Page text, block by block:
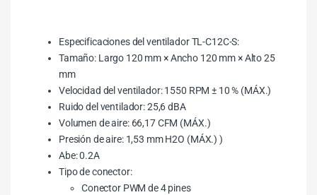
Especificaciones del ventilador TL-C12C-S:
Tamaño: Largo 120 mm × Ancho 120 mm × Alto 25
mm
Velocidad del ventilador: 1550 RPM ± 10 % (MÁX.)
Ruido del ventilador: 25,6 dBA
Volumen de aire: 66,17 CFM (MÁX.)
Presión de aire: 1,53 mm H2O (MÁX.) )
Abe: 0.2A
Tipo de conector:
Conector PWM de 4 pines